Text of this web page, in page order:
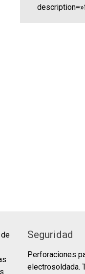
Seguridad
Perforaciones
electrosoldada.